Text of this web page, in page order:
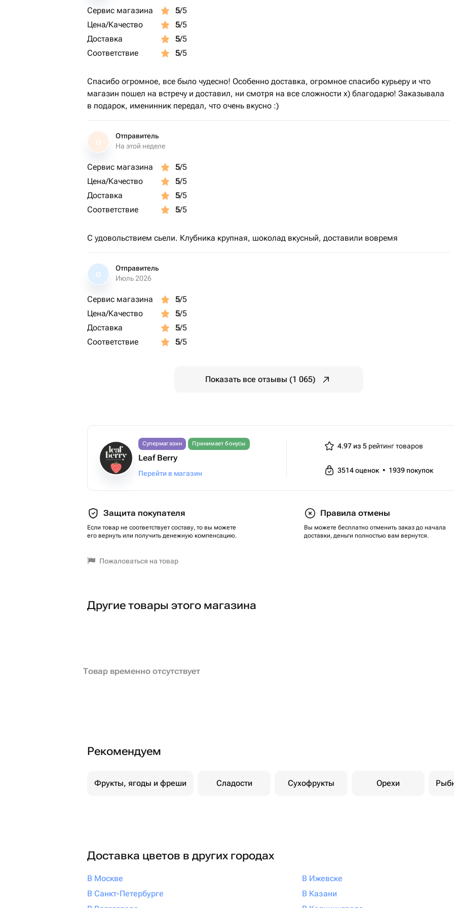
Сервис магазина 5/5
Цена/Качество
5/5
Доставка
5/5
Соответствие
5/5
Спасибо огромное, все было чудесно! Особенно доставка, огромное спасибо курьеру и что
магазин пошел на встречу и доставил, ни смотря на все сложности х) благодарю! Заказывала
в подарок, именинник передал, что очень вкусно :)
О
Отправитель
На этой неделе
Сервис магазина 5/5
Цена/Качество
5/5
Доставка
5/5
Соответствие
5/5
С удовольствием сьели. Клубника крупная, шоколад вкусный, доставили вовремя
О
Отправитель
Июль 2026
Сервис магазина 5/5
Цена/Качество
5/5
Доставка
5/5
Соответствие
5/5
Показать все отзывы (1 065)
Супермагазин Принимает бонусы
Leaf Berry
Перейти в магазин
4.97 из 5рейтинг товаров
3514оценок • 1939 покупок
Защита покупателя
Если товар не соответствует составу, то вы можете
его вернуть или получить денежную компенсацию.
Правила отмены
Вы можете бесплатно отменить заказ до начала
доставки, деньги полностью вам вернутся.
Пожаловаться на товар
Другие товары этого магазина
Товар временно отсутствует
Рекомендуем
Фрукты, ягоды и фреши Сладости Сухофрукты Орехи
Доставка цветов в других городах
В Москве
В Санкт-Петербурге
В Ижевске
В Казани